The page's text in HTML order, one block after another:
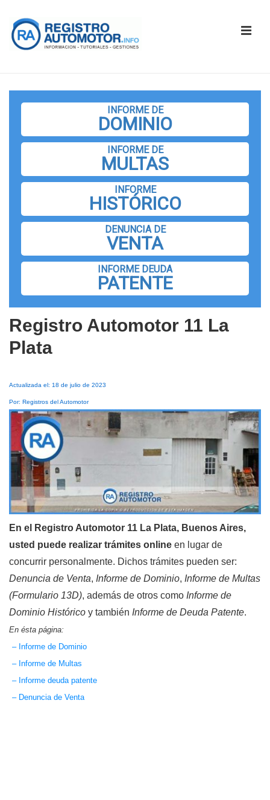
Saltar
principal
INFORME DE
DOMINIO
INFORME DE
MULTAS
INFORME
HISTÓRICO
DENUNCIA DE
VENTA
INFORME DEUDA
PATENTE
Registro Automotor 11 La
Plata
Actualizada el: 18 de julio de 2023
Por: Registros del Automotor
En el Registro Automotor 11 La Plata, Buenos Aires,
usted puede realizar trámites online en lugar de
concurrir personalmente. Dichos trámites pueden ser:
Denuncia de Venta, Informe de Dominio, Informe de Multas
(Formulario 13D), además de otros como Informe de
Dominio Histórico y también Informe de Deuda Patente.
En ésta página:
– Informe de Dominio
– Informe de Multas
– Informe deuda patente
– Denuncia de Venta